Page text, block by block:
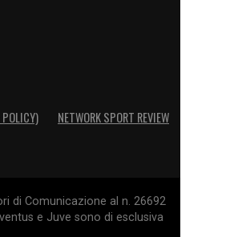
POLICY) NETWORK SPORT REVIEW
di Comunicazione al n. 26692
e Juve sono di esclusiva